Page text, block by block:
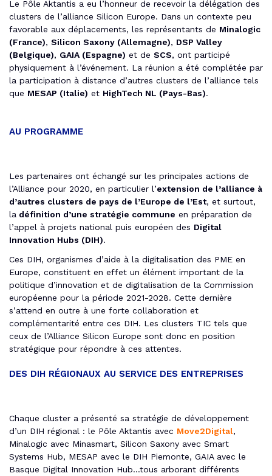
Le Pôle Aktantis a eu l’honneur de recevoir la délégation des
clusters de l’alliance Silicon Europe. Dans un contexte peu
favorable aux déplacements, les représentants de Minalogic
(France), Silicon Saxony (Allemagne), DSP Valley
(Belgique), GAIA (Espagne) et de SCS, ont participé
physiquement à l’événement. La réunion a été complétée par
la participation à distance d’autres clusters de l’alliance tels
que MESAP (Italie) et HighTech NL (Pays-Bas).
AU PROGRAMME
Les partenaires ont échangé sur les principales actions de
l’Alliance pour 2020, en particulier l’extension de l’alliance à
d’autres clusters de pays de l’Europe de l’Est, et surtout,
la définition d’une stratégie commune en préparation de
l’appel à projets national puis européen des Digital
Innovation Hubs (DIH).
Ces DIH, organismes d’aide à la digitalisation des PME en
Europe, constituent en effet un élément important de la
politique d’innovation et de digitalisation de la Commission
européenne pour la période 2021-2028. Cette dernière
s’attend en outre à une forte collaboration et
complémentarité entre ces DIH. Les clusters TIC tels que
ceux de l’Alliance Silicon Europe sont donc en position
stratégique pour répondre à ces attentes.
DES DIH RÉGIONAUX AU SERVICE DES ENTREPRISES
Chaque cluster a présenté sa stratégie de développement
d’un DIH régional : le Pôle Aktantis avec Move2Digital,
Minalogic avec Minasmart, Silicon Saxony avec Smart
Systems Hub, MESAP avec le DIH Piemonte, GAIA avec le
Basque Digital Innovation Hub…tous arborant différents